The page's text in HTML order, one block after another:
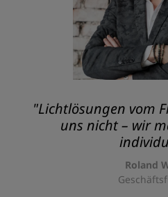
"Lichtlösungen vom
uns nicht – wir
Roland